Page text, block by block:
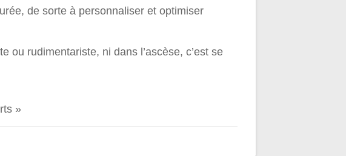
de sorte à personnaliser et optimiser
ou rudimentariste, ni dans l’ascèse, c’est se
»